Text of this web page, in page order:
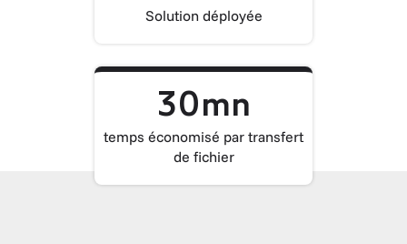
Solution déployée
30mn
temps économisé par transfert
de fichier